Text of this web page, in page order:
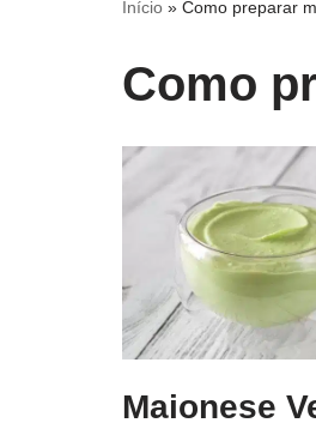
Início » Como preparar
Como
Maionese